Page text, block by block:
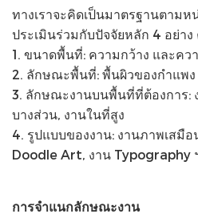
ทางเราจะคิดเป็นมาตรฐานตามห
ประเมินร่วมกับปัจจัยหลัก 4 อย่าง
1. ขนาดพื้นที่: ความกว้าง และคว
2. ลักษณะพื้นที่: พื้นผิวของกำแพง
3. ลักษณะงานบนพื้นที่ที่ต้องการ:
บางส่วน, งานในที่สูง
4. รูปแบบของงาน: งานภาพเสมื
Doodle Art, งาน Typography
การจำแนกลักษณะงาน